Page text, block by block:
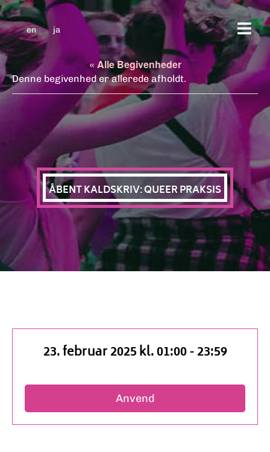
en ja
« Alle Begivenheder
Denne begivenhed er allerede afholdt.
ÅBENT KALDSKRIV: QUEER PRAKSIS
23. februar 2025 kl. 01:00-23:59
Anvend